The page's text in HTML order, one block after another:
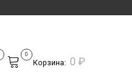
0
Корзина: 0 ₽